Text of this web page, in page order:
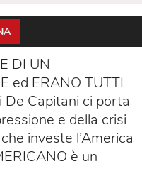
DI UN
ed ERANO TUTTI
De Capitani ci porta
e della crisi
investe l’America
è un
forma di teatro